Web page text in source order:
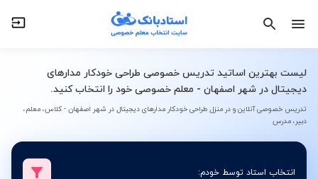
لیست بهترین اساتید تدریس خصوصی طراحی خودکار مدارهای
دیجیتال در شهر اصفهان - معلم خصوصی خود را انتخاب کنید.
تدریس خصوصی آنلاین و در منزل طراحی خودکار مدارهای دیجیتال در شهر اصفهان - کلاس، معلم،
دبیر، مدرس
انتخاب استاد توسط خودم: